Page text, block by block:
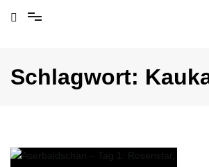
Schlagwort: